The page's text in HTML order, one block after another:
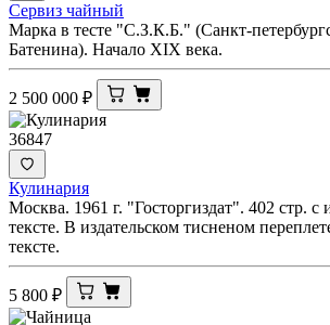
Сервиз чайный
Марка в тесте "С.З.К.Б." (Санкт-
Батенина). Начало XIX века.
2 500 000 ₽
36847
Кулинария
Москва. 1961 г. "Госторгиздат". 402 стр.
тексте. В издательском тисненом
тексте.
5 800 ₽